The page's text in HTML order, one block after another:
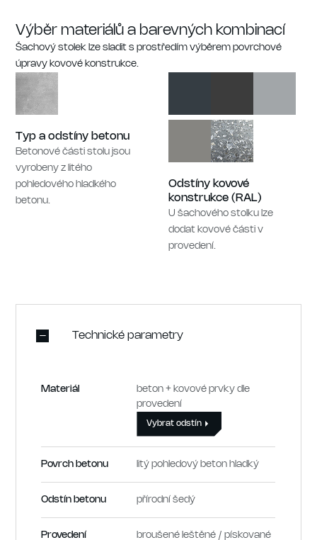
Výběr materiálů a barevných kombinací
Šachový stolek lze sladit s prostředím výběrem povrchové
úpravy kovové konstrukce.
Typ a odstíny betonu
Betonové části stolu jsou
vyrobeny z litého
pohledového hladkého
betonu.
Odstíny kovové
konstrukce (RAL)
U šachového stolku lze
dodat kovové části v
provedení.
Technické parametry
Materiál
beton + kovové prvky dle
provedení
Vybrat odstín
Povrch betonu litý pohledový beton hladký
Odstín betonu přírodní šedý
Provedení broušené leštěné / pískované